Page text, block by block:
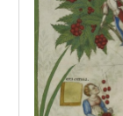
Ręce pełne poezji
Kolekcje
twórców
do domeny
lektur szkolnych